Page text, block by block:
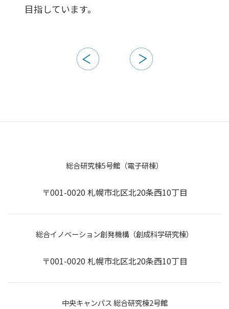
目指しています。
総合研究棟5号館（電子研棟）
〒001-0020 札幌市北区北20条西10丁目
総合イノベーション創発機構（創成科学研究棟）
〒001-0020 札幌市北区北20条西10丁目
中央キャンパス 総合研究棟2号館